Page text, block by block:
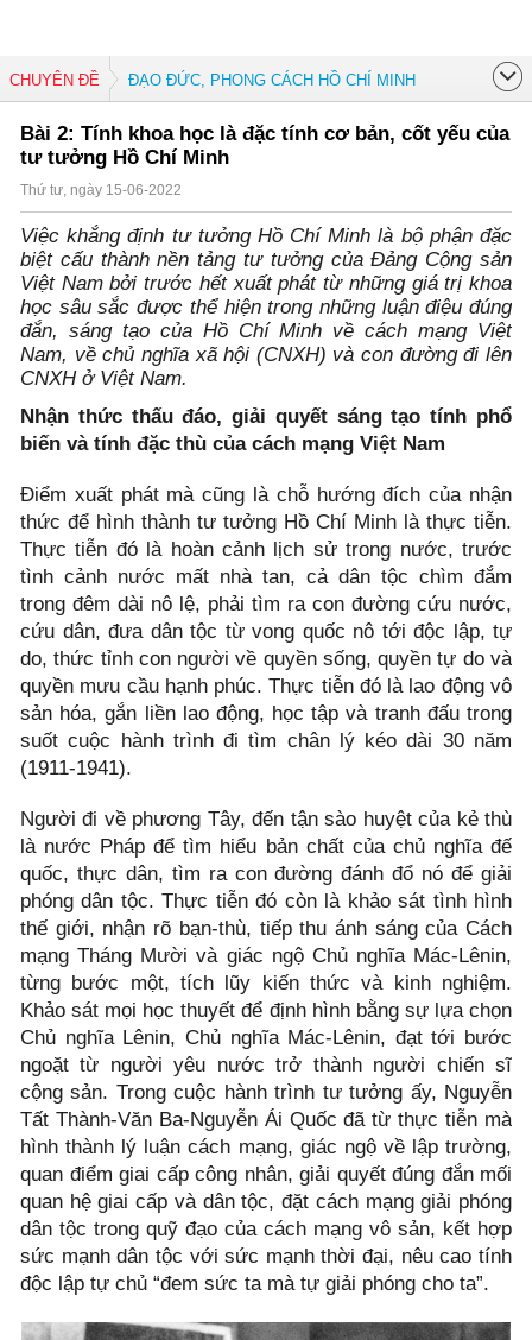
CHUYÊN ĐỀ ĐẠO ĐỨC, PHONG CÁCH HỒ CHÍ MINH
Bài 2: Tính khoa học là đặc tính cơ bản, cốt yếu của
tư tưởng Hồ Chí Minh
Thứ tư, ngày 15-06-2022
Việc khẳng định tư tưởng Hồ Chí Minh là bộ phận đặc
biệt cấu thành nền tảng tư tưởng của Đảng Cộng sản
Việt Nam bởi trước hết xuất phát từ những giá trị khoa
học sâu sắc được thể hiện trong những luận điệu đúng
đắn, sáng tạo của Hồ Chí Minh về cách mạng Việt
Nam, về chủ nghĩa xã hội (CNXH) và con đường đi lên
CNXH ở Việt Nam.
Nhận thức thấu đáo, giải quyết sáng tạo tính phổ
biến và tính đặc thù của cách mạng Việt Nam
Điểm xuất phát mà cũng là chỗ hướng đích của nhận
thức để hình thành tư tưởng Hồ Chí Minh là thực tiễn.
Thực tiễn đó là hoàn cảnh lịch sử trong nước, trước
tình cảnh nước mất nhà tan, cả dân tộc chìm đắm
trong đêm dài nô lệ, phải tìm ra con đường cứu nước,
cứu dân, đưa dân tộc từ vong quốc nô tới độc lập, tự
do, thức tỉnh con người về quyền sống, quyền tự do và
quyền mưu cầu hạnh phúc. Thực tiễn đó là lao động vô
sản hóa, gắn liền lao động, học tập và tranh đấu trong
suốt cuộc hành trình đi tìm chân lý kéo dài 30 năm
(1911-1941).
Người đi về phương Tây, đến tận sào huyệt của kẻ thù
là nước Pháp để tìm hiểu bản chất của chủ nghĩa đế
quốc, thực dân, tìm ra con đường đánh đổ nó để giải
phóng dân tộc. Thực tiễn đó còn là khảo sát tình hình
thế giới, nhận rõ bạn-thù, tiếp thu ánh sáng của Cách
mạng Tháng Mười và giác ngộ Chủ nghĩa Mác-Lênin,
từng bước một, tích lũy kiến thức và kinh nghiệm.
Khảo sát mọi học thuyết để định hình bằng sự lựa chọn
Chủ nghĩa Lênin, Chủ nghĩa Mác-Lênin, đạt tới bước
ngoặt từ người yêu nước trở thành người chiến sĩ
cộng sản. Trong cuộc hành trình tư tưởng ấy, Nguyễn
Tất Thành-Văn Ba-Nguyễn Ái Quốc đã từ thực tiễn mà
hình thành lý luận cách mạng, giác ngộ về lập trường,
quan điểm giai cấp công nhân, giải quyết đúng đắn mối
quan hệ giai cấp và dân tộc, đặt cách mạng giải phóng
dân tộc trong quỹ đạo của cách mạng vô sản, kết hợp
sức mạnh dân tộc với sức mạnh thời đại, nêu cao tính
độc lập tự chủ “đem sức ta mà tự giải phóng cho ta”.